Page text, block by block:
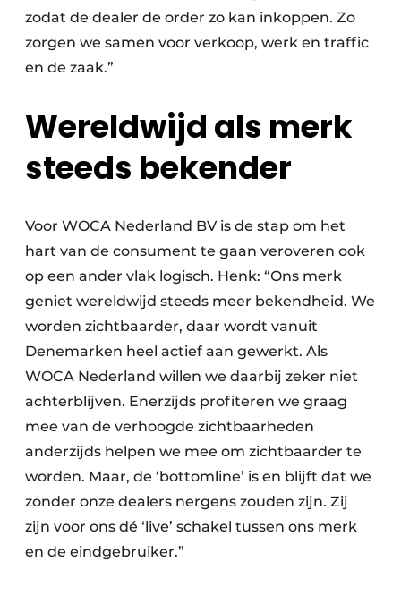
zodat de dealer de order zo kan inkoppen. Zo
zorgen we samen voor verkoop, werk en traffic
en de zaak.”
Wereldwijd als merk
steeds bekender
Voor WOCA Nederland BV is de stap om het
hart van de consument te gaan veroveren ook
op een ander vlak logisch. Henk: “Ons merk
geniet wereldwijd steeds meer bekendheid. We
worden zichtbaarder, daar wordt vanuit
Denemarken heel actief aan gewerkt. Als
WOCA Nederland willen we daarbij zeker niet
achterblijven. Enerzijds profiteren we graag
mee van de verhoogde zichtbaarheden
anderzijds helpen we mee om zichtbaarder te
worden. Maar, de ‘bottomline’ is en blijft dat we
zonder onze dealers nergens zouden zijn. Zij
zijn voor ons dé ‘live’ schakel tussen ons merk
en de eindgebruiker.”